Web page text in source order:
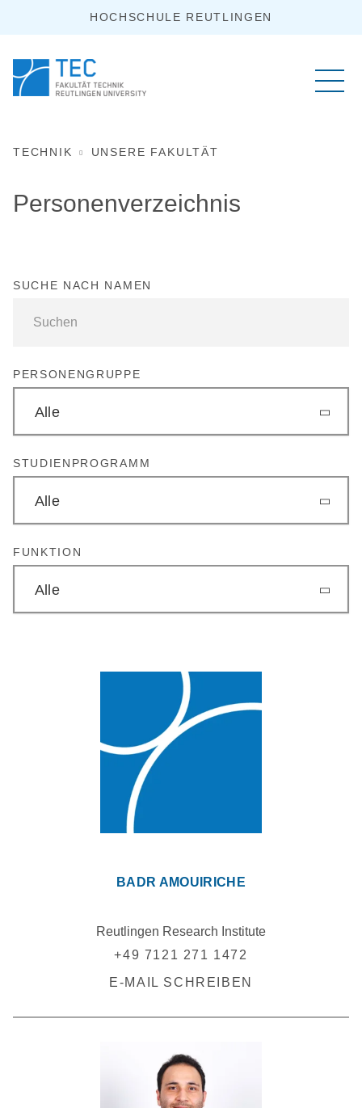
HOCHSCHULE REUTLINGEN
TECHNIK UNSERE FAKULTÄT
Personenverzeichnis
SUCHE NACH NAMEN
PERSONENGRUPPE
Alle
STUDIENPROGRAMM
Alle
FUNKTION
Alle
BADR AMOUIRICHE
Reutlingen Research Institute
+49 7121 271 1472
E-MAIL SCHREIBEN